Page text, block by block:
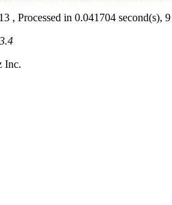
, Processed in 0.041704 second(s),
Inc.